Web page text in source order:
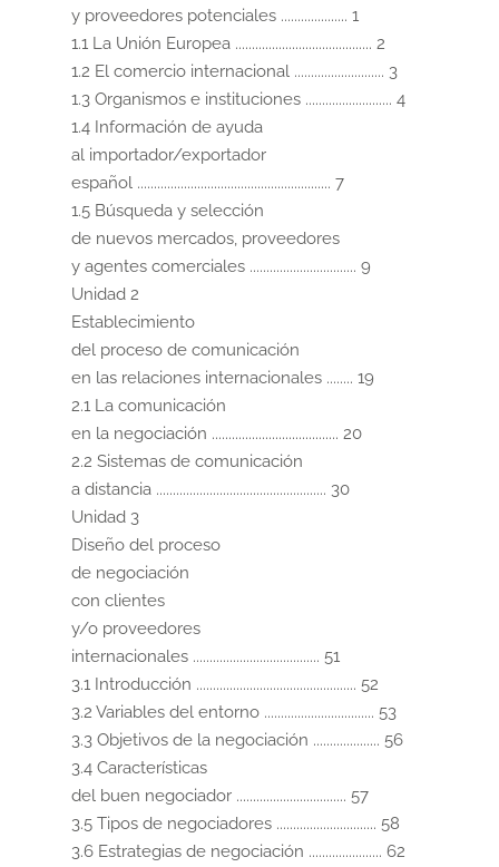
y proveedores potenciales .................... 1
1.1 La Unión Europea ......................................... 2
1.2 El comercio internacional ........................... 3
1.3 Organismos e instituciones .......................... 4
1.4 Información de ayuda
al importador/exportador
español .......................................................... 7
1.5 Búsqueda y selección
de nuevos mercados, proveedores
y agentes comerciales ................................ 9
Unidad 2
Establecimiento
del proceso de comunicación
en las relaciones internacionales ........ 19
2.1 La comunicación
en la negociación ...................................... 20
2.2 Sistemas de comunicación
a distancia ................................................... 30
Unidad 3
Diseño del proceso
de negociación
con clientes
y/o proveedores
internacionales ...................................... 51
3.1 Introducción ................................................ 52
3.2 Variables del entorno ................................. 53
3.3 Objetivos de la negociación .................... 56
3.4 Características
del buen negociador ................................. 57
3.5 Tipos de negociadores .............................. 58
3.6 Estrategias de negociación ...................... 62